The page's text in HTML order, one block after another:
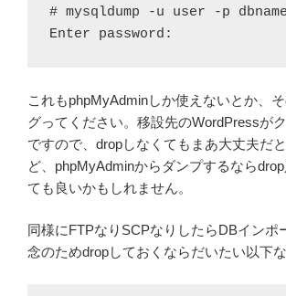
# mysqldump -u user -p
Enter password:
これもphpMyAdminしか使えないとか、
グってください。移設先のWordPressが
ですので、dropしなくてもまあ大丈夫だ
ど、phpMyAdminからダンプするなら
ても良いかもしれません。
同様にFTPなりSCPなりしたらDBインポ
念のためdropしておくならだいたい以下な